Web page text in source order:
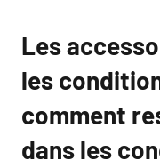
Les
les
comment
dans les